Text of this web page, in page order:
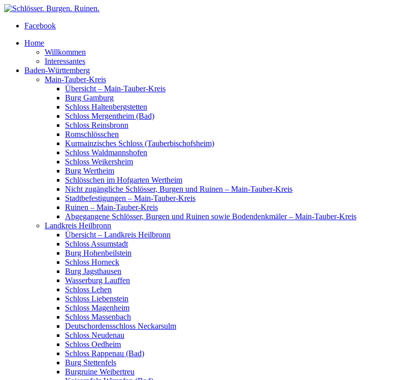
Facebook
Home
Willkommen
Interessantes
Baden-Württemberg
Main-Tauber-Kreis
Übersicht – Main-Tauber-Kreis
Burg Gamburg
Schloss Haltenbergstetten
Schloss Mergentheim (Bad)
Schloss Reinsbronn
Romschlösschen
Kurmainzisches Schloss (Tauberbischofsheim)
Schloss Waldmannshofen
Schloss Weikersheim
Burg Wertheim
Schlösschen im Hofgarten Wertheim
Nicht zugängliche Schlösser, Burgen und Ruinen – Main-Tauber-Kreis
Stadtbefestigungen – Main-Tauber-Kreis
Ruinen – Main-Tauber-Kreis
Abgegangene Schlösser, Burgen und Ruinen sowie Bodendenkmäler – Main-Tauber-Kreis
Landkreis Heilbronn
Übersicht – Landkreis Heilbronn
Schloss Assumstadt
Burg Hohenbeilstein
Schloss Horneck
Burg Jagsthausen
Wasserburg Lauffen
Schloss Lehen
Schloss Liebenstein
Schloss Magenheim
Schloss Massenbach
Deutschordensschloss Neckarsulm
Schloss Neudenau
Schloss Oedheim
Schloss Rappenau (Bad)
Burg Stettenfels
Burgruine Weibertreu